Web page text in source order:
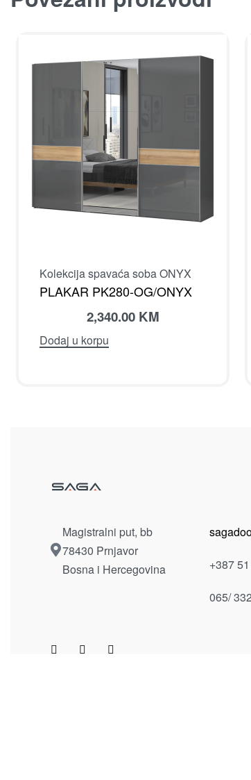
Kolekcija spavaća soba ONYX
PLAKAR PK280-OG/ONYX
2,340.00 KM
Dodaj u korpu
Magistralni put, bb
78430 Prnjavor
Bosna i Hercegovina
+387
065/